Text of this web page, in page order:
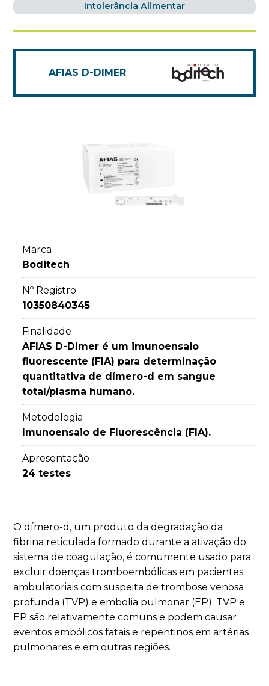
Intolerância Alimentar
AFIAS D-DIMER
Marca
Boditech
Nº Registro
10350840345
Finalidade
AFIAS D-Dimer é um imunoensaio
fluorescente (FIA) para determinação
quantitativa de dímero-d em sangue
total/plasma humano.
Metodologia
Imunoensaio de Fluorescência (FIA).
Apresentação
24 testes
O dímero-d, um produto da degradação da
fibrina reticulada formado durante a ativação do
sistema de coagulação, é comumente usado para
excluir doenças tromboembólicas em pacientes
ambulatoriais com suspeita de trombose venosa
profunda (TVP) e embolia pulmonar (EP). TVP e
EP são relativamente comuns e podem causar
eventos embólicos fatais e repentinos em artérias
pulmonares e em outras regiões.